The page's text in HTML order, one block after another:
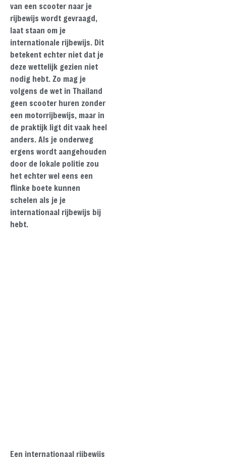
van een scooter naar je
rijbewijs wordt gevraagd,
laat staan om je
internationale rijbewijs. Dit
betekent echter niet dat je
deze wettelijk gezien niet
nodig hebt. Zo mag je
volgens de wet in Thailand
geen scooter huren zonder
een motorrijbewijs, maar in
de praktijk ligt dit vaak heel
anders. Als je onderweg
ergens wordt aangehouden
door de lokale politie zou
het echter wel eens een
flinke boete kunnen
schelen als je je
internationaal rijbewijs bij
hebt.
Een internationaal rijbewijs